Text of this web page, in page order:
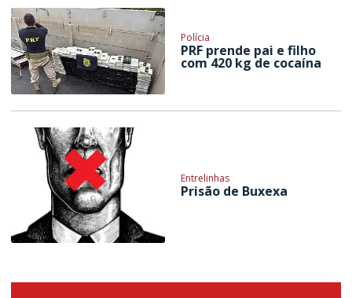
Polícia
PRF prende pai e filho
com 420 kg de cocaína
Entrelinhas
Prisão de Buxexa